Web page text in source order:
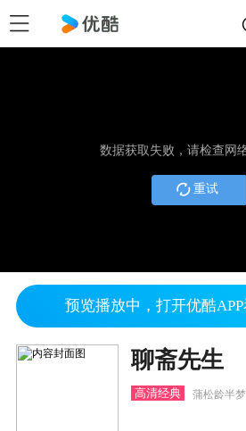
数据获取失败，请检查网
重试
预览播放中，打开优酷
聊斋先生
高清经典 蒲松龄半